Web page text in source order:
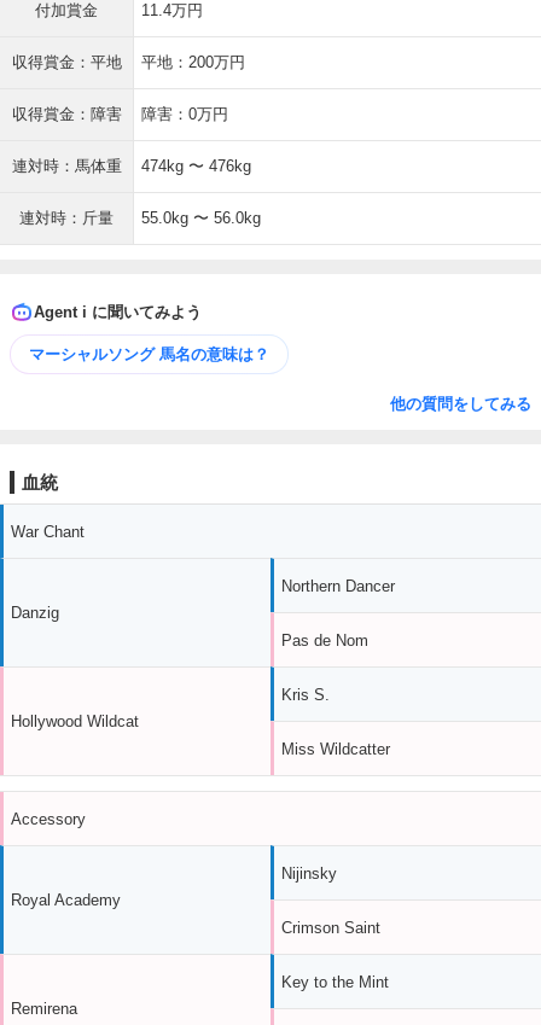
付加賞金 11.4万円
収得賞金：平地 平地：200万円
収得賞金：障害 障害：0万円
連対時：馬体重 474kg 〜 476kg
連対時：斤量 55.0kg 〜 56.0kg
Agent i に聞いてみよう
マーシャルソング 馬名の意味は？
他の質問をしてみる
血統
War Chant
Danzig
Hollywood Wildcat
Northern Dancer
Pas de Nom
Kris S.
Miss Wildcatter
Accessory
Royal Academy
Remirena
Nijinsky
Crimson Saint
Key to the Mint